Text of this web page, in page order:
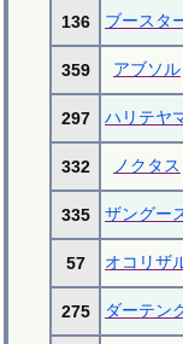
136 ブースタ
359 アブソル
297 ハリテヤ
332 ノクタス
335 ザングー
57 オコリザ
275 ダーテン